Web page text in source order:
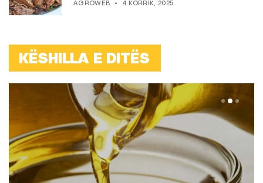
AGROWEB 4 KORRIK, 2025
KËSHILLA E DITËS